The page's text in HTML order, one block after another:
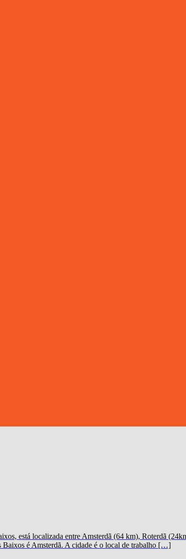
está localizada entre Amsterdã (64 km), Roterdã
Baixos é Amsterdã. A cidade é o local de trabalho […]